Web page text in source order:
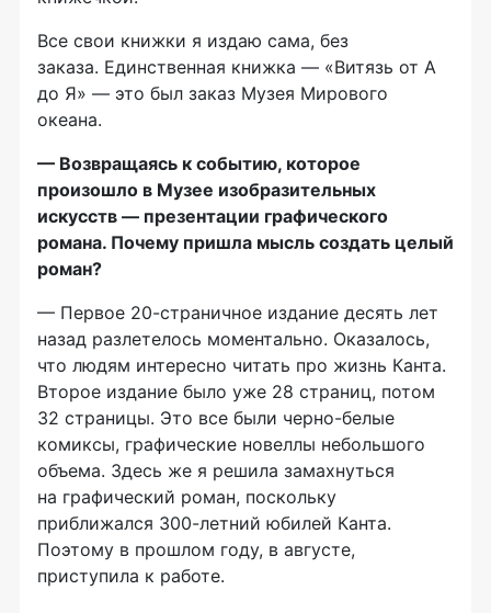
Все свои книжки я издаю сама, без
заказа. Единственная книжка — «Витязь от А
до Я» — это был заказ Музея Мирового
океана.
— Возвращаясь к событию, которое
произошло в Музее изобразительных
искусств — презентации графического
романа. Почему пришла мысль создать целый
роман?
— Первое 20-страничное издание десять лет
назад разлетелось моментально. Оказалось,
что людям интересно читать про жизнь Канта.
Второе издание было уже 28 страниц, потом
32 страницы. Это все были черно-белые
комиксы, графические новеллы небольшого
объема. Здесь же я решила замахнуться
на графический роман, поскольку
приближался 300-летний юбилей Канта.
Поэтому в прошлом году, в августе,
приступила к работе.